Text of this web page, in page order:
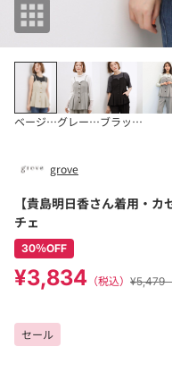
ベージュ(052)グレー(012)ブラック(019)
grove
【貴島明日香さん着用・
チェ
30％OFF
¥3,834 （税込） ¥5,479
セール